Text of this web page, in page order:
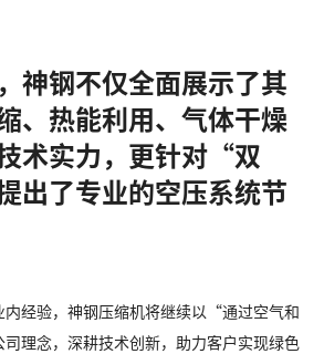
神钢不仅全面展示了其
、热能利用、气体干燥
术实力，更针对“双
出了专业的空压系统节
内经验，神钢压缩机将继续以“通过空气和
理念，深耕技术创新，助力客户实现绿色